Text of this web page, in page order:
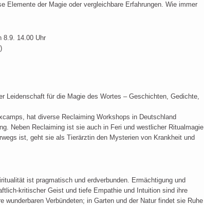
Elemente der Magie oder vergleichbare Erfahrungen. Wie immer
8.9. 14.00 Uhr
Leidenschaft für die Magie des Wortes – Geschichten, Gedichte,
hat diverse Reclaiming Workshops in Deutschland
Neben Reclaiming ist sie auch in Feri und westlicher Ritualmagie
ist, geht sie als Tierärztin den Mysterien von Krankheit und
ist pragmatisch und erdverbunden. Ermächtigung und
kritischer Geist und tiefe Empathie und Intuition sind ihre
wunderbaren Verbündeten; in Garten und der Natur findet sie Ruhe